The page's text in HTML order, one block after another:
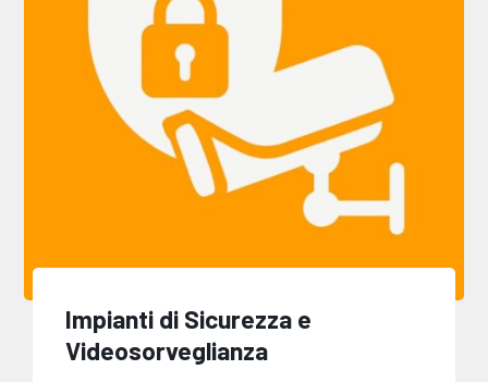
Impianti di Sicurezza e
Videosorveglianza